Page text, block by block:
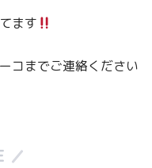
ます
コまでご連絡ください